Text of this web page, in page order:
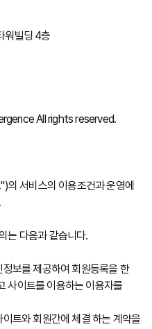
워빌딩 4층
All rights reserved.
의 서비스의 이용조건과 운영에
는 다음과 같습니다.
보를 제공하여 회원등록을 한
사이트를 이용하는 이용자를
트와 회원간에 체결 하는 계약을